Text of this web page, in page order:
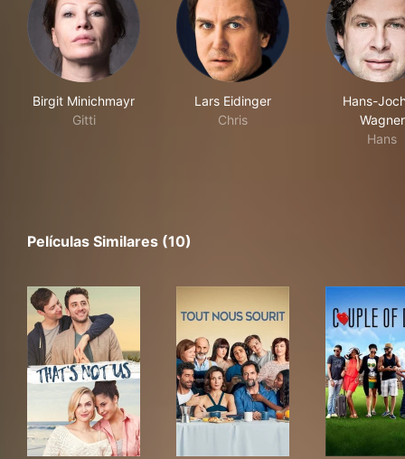
Birgit Minichmayr
Gitti
Lars Eidinger
Chris
Hans-
Wagner
Hans
Películas Similares (10)